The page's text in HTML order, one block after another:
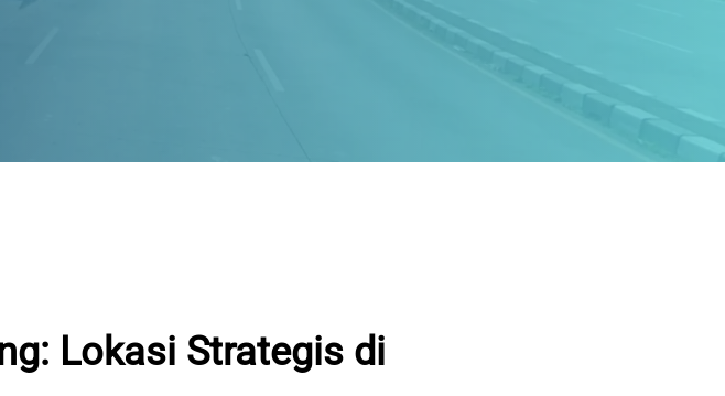
Lokasi Strategis di